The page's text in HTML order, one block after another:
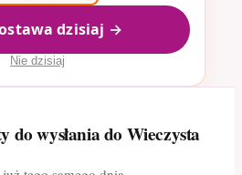
dzisiaj →
Nie dzisiaj
do wysłania do Wieczysta